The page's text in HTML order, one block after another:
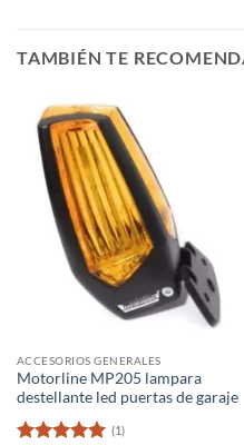
TAMBIÉN TE
ACCESORIOS GENERALES
Motorline MP205 lampara
destellante led puertas de garaje
(1)